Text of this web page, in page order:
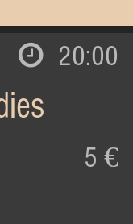
20:00
5 €